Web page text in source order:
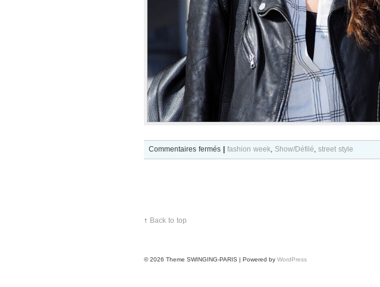
Commentaires ferméssurfashion week, Show/Défilé, street style
↑ Back to top
© 2026 Theme SWINGING-PARIS | Powered by WordPress